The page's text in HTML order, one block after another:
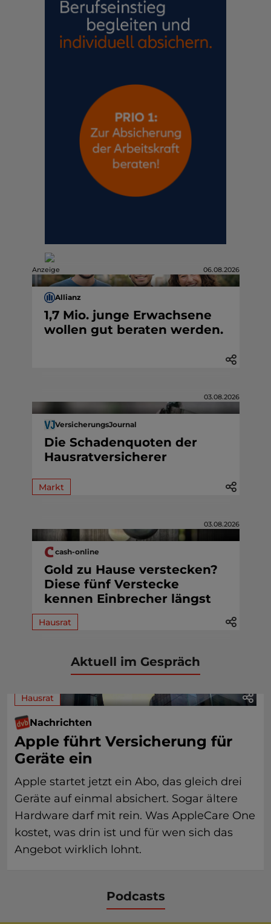
Anzeige 06.08.2026
Allianz
1,7 Mio. junge Erwachsene
wollen gut beraten werden.
03.08.2026
VersicherungsJournal
Die Schadenquoten der
Hausratversicherer
Markt
03.08.2026
cash-online
Gold zu Hause verstecken?
Diese fünf Verstecke
kennen Einbrecher längst
Hausrat
Aktuell im Gespräch
Hausrat
Nachrichten
Apple führt Versicherung für
Geräte ein
Apple startet jetzt ein Abo, das gleich drei
Geräte auf einmal absichert. Sogar ältere
Hardware darf mit rein. Was AppleCare One
kostet, was drin ist und für wen sich das
Angebot wirklich lohnt.
Podcasts